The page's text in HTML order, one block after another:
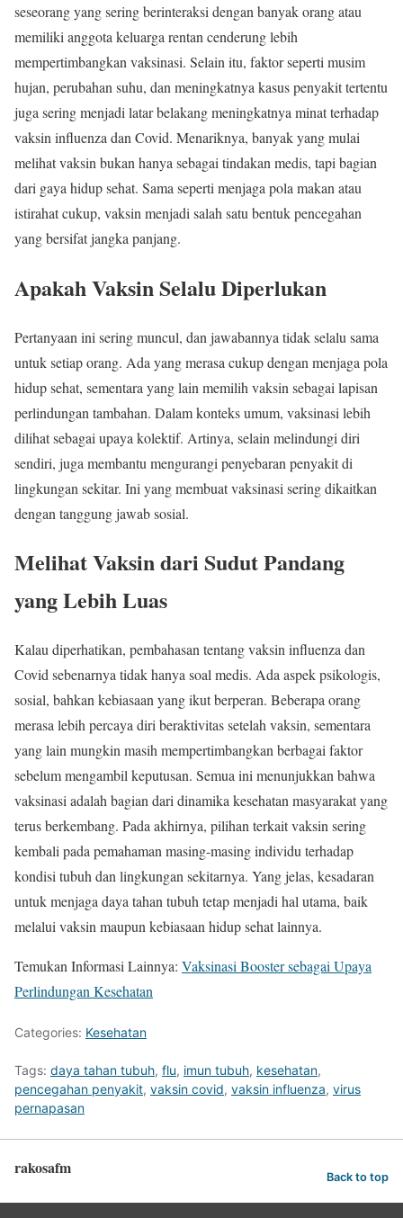
seseorang yang sering berinteraksi dengan banyak orang atau
memiliki anggota keluarga rentan cenderung lebih
mempertimbangkan vaksinasi. Selain itu, faktor seperti musim
hujan, perubahan suhu, dan meningkatnya kasus penyakit tertentu
juga sering menjadi latar belakang meningkatnya minat terhadap
vaksin influenza dan Covid. Menariknya, banyak yang mulai
melihat vaksin bukan hanya sebagai tindakan medis, tapi bagian
dari gaya hidup sehat. Sama seperti menjaga pola makan atau
istirahat cukup, vaksin menjadi salah satu bentuk pencegahan
yang bersifat jangka panjang.
Apakah Vaksin Selalu Diperlukan
Pertanyaan ini sering muncul, dan jawabannya tidak selalu sama
untuk setiap orang. Ada yang merasa cukup dengan menjaga pola
hidup sehat, sementara yang lain memilih vaksin sebagai lapisan
perlindungan tambahan. Dalam konteks umum, vaksinasi lebih
dilihat sebagai upaya kolektif. Artinya, selain melindungi diri
sendiri, juga membantu mengurangi penyebaran penyakit di
lingkungan sekitar. Ini yang membuat vaksinasi sering dikaitkan
dengan tanggung jawab sosial.
Melihat Vaksin dari Sudut Pandang
yang Lebih Luas
Kalau diperhatikan, pembahasan tentang vaksin influenza dan
Covid sebenarnya tidak hanya soal medis. Ada aspek psikologis,
sosial, bahkan kebiasaan yang ikut berperan. Beberapa orang
merasa lebih percaya diri beraktivitas setelah vaksin, sementara
yang lain mungkin masih mempertimbangkan berbagai faktor
sebelum mengambil keputusan. Semua ini menunjukkan bahwa
vaksinasi adalah bagian dari dinamika kesehatan masyarakat yang
terus berkembang. Pada akhirnya, pilihan terkait vaksin sering
kembali pada pemahaman masing-masing individu terhadap
kondisi tubuh dan lingkungan sekitarnya. Yang jelas, kesadaran
untuk menjaga daya tahan tubuh tetap menjadi hal utama, baik
melalui vaksin maupun kebiasaan hidup sehat lainnya.
Temukan Informasi Lainnya: Vaksinasi Booster sebagai Upaya
Perlindungan Kesehatan
Categories: Kesehatan
Tags: daya tahan tubuh, flu, imun tubuh, kesehatan,
pencegahan penyakit, vaksin covid, vaksin influenza, virus
pernapasan
rakosafm Back to top